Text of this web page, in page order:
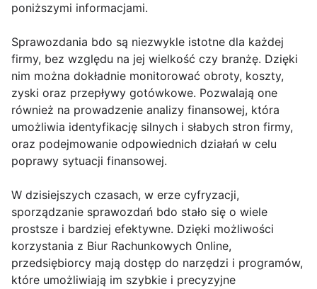
poniższymi informacjami.
Sprawozdania bdo są niezwykle istotne dla każdej
firmy, bez względu na jej wielkość czy branżę. Dzięki
nim można dokładnie monitorować obroty, koszty,
zyski oraz przepływy gotówkowe. Pozwalają one
również na prowadzenie analizy finansowej, która
umożliwia identyfikację silnych i słabych stron firmy,
oraz podejmowanie odpowiednich działań w celu
poprawy sytuacji finansowej.
W dzisiejszych czasach, w erze cyfryzacji,
sporządzanie sprawozdań bdo stało się o wiele
prostsze i bardziej efektywne. Dzięki możliwości
korzystania z Biur Rachunkowych Online,
przedsiębiorcy mają dostęp do narzędzi i programów,
które umożliwiają im szybkie i precyzyjne